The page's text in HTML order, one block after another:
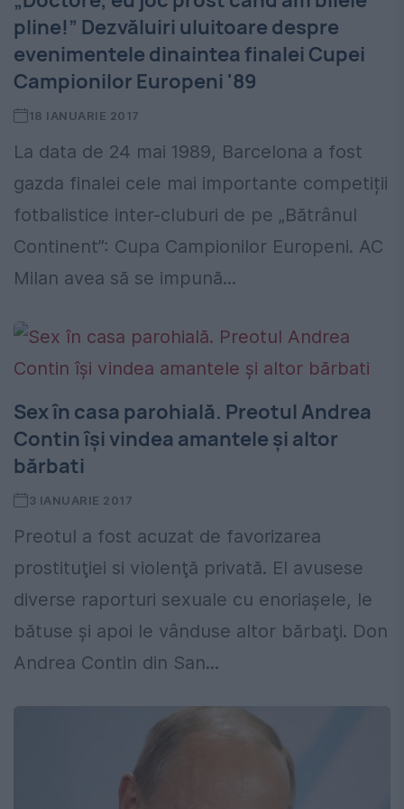
pline!” Dezvăluiri uluitoare despre
evenimentele dinaintea finalei Cupei
Campionilor Europeni '89
18 IANUARIE 2017
La data de 24 mai 1989, Barcelona a fost
gazda finalei cele mai importante competiții
fotbalistice inter-cluburi de pe „Bătrânul
Continent”: Cupa Campionilor Europeni. AC
Milan avea să se impună...
Sex în casa parohială. Preotul Andrea
Contin îşi vindea amantele şi altor
bărbati
3 IANUARIE 2017
Preotul a fost acuzat de favorizarea
prostituţiei si violenţă privată. El avusese
diverse raporturi sexuale cu enoriaşele, le
bătuse şi apoi le vânduse altor bărbaţi. Don
Andrea Contin din San...